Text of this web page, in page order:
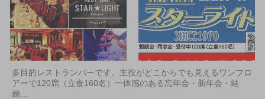
多目的レストランバーです。主役がどこからでも見えるワンフロ
アーで120席（立食160名）一体感のある忘年会・新年会・結
婚…